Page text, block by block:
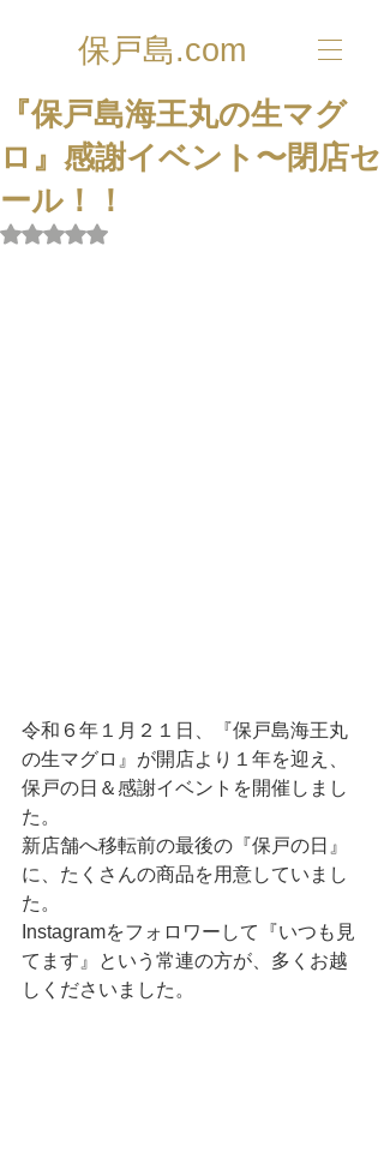
保戸島.com
『保戸島海王丸の生マグ
ロ』感謝イベント〜閉店セ
ール！！
5つ星のうちNaNと評価されています。
令和６年１月２１日、『保戸島海王丸
の生マグロ』が開店より１年を迎え、
保戸の日＆感謝イベントを開催しまし
た。
新店舗へ移転前の最後の『保戸の日』
に、たくさんの商品を用意していまし
た。
Instagramをフォロワーして『いつも見
てます』という常連の方が、多くお越
しくださいました。